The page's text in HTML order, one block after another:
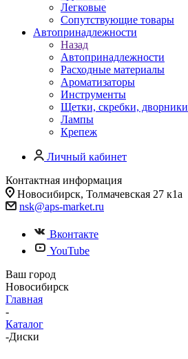
Легковые
Сопутствующие товары
Автопринадлежности
Назад
Автопринадлежности
Расходные материалы
Ароматизаторы
Инструменты
Щетки, скребки, дворники
Лампы
Крепеж
Личный кабинет
Контактная информация
Новосибирск, Толмачевская 27 к1а
nsk@aps-market.ru
Вконтакте
YouTube
Ваш город
Новосибирск
Главная
-
Каталог
-Диски